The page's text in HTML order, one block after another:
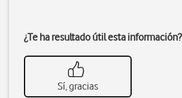
¿Te ha resultado útil esta información?
Sí, gracias